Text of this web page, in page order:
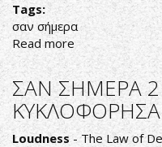
Tags:
σαν σήμερα
Read more about
ΣΑΝ
ΣΗΜΕΡΑ
22
ΙΑΝΟΥΑΡΙΟΥ
ΣΑΝ ΣΗΜΕΡΑ
Loudness- The Law of